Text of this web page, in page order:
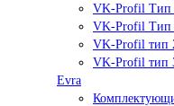
VK-Profil Тип
VK-Profil Тип
VK-Profil тип
VK-Profil тип
Evra